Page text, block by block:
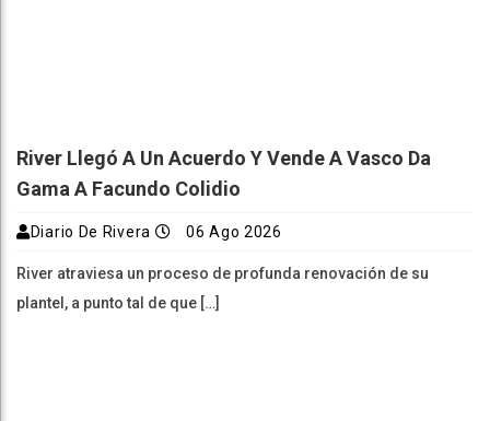
River Llegó A Un Acuerdo Y Vende A Vasco Da
Gama A Facundo Colidio
Diario De Rivera 06 Ago 2026
River atraviesa un proceso de profunda renovación de su
plantel, a punto tal de que […]